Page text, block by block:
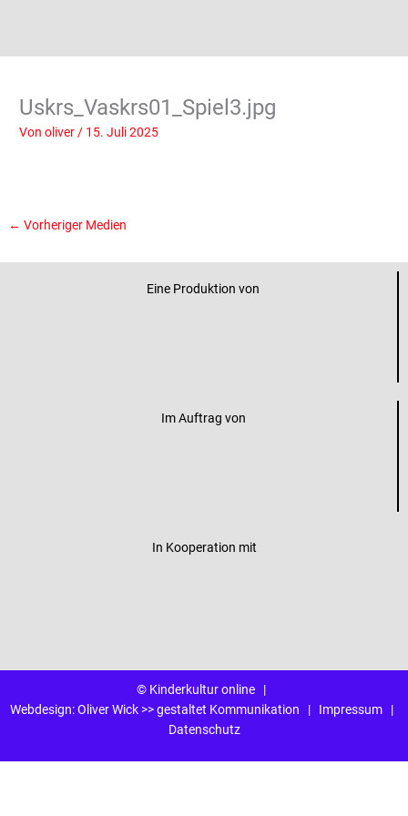
Uskrs_Vaskrs01_Spiel3.jpg
Vonoliver/ 15. Juli 2025
← Vorheriger Medien
Eine Produktion von
Im Auftrag von
In Kooperation mit
© Kinderkultur online |
Webdesign:Oliver Wick >> gestaltet Kommunikation | Impressum|
Datenschutz